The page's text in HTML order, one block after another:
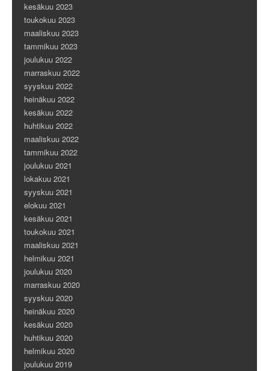
kesäkuu 2023
toukokuu 2023
maaliskuu 2023
tammikuu 2023
joulukuu 2022
marraskuu 2022
syyskuu 2022
heinäkuu 2022
kesäkuu 2022
huhtikuu 2022
maaliskuu 2022
tammikuu 2022
joulukuu 2021
lokakuu 2021
syyskuu 2021
elokuu 2021
kesäkuu 2021
toukokuu 2021
maaliskuu 2021
helmikuu 2021
joulukuu 2020
marraskuu 2020
syyskuu 2020
heinäkuu 2020
kesäkuu 2020
huhtikuu 2020
helmikuu 2020
joulukuu 2019